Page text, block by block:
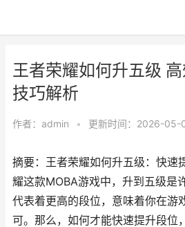
王者荣耀如何升五级
技巧解析
作者： admin • 更新时间：2026-05-
摘要：王者荣耀如何升五级：快速
耀这款MOBA游戏中，升到五级是
代表着更高的段位，意味着你在游
可。那么，如何才能快速提升段位